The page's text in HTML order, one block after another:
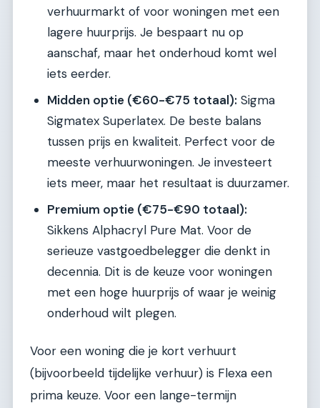
verhuurmarkt of voor woningen met een
lagere huurprijs. Je bespaart nu op
aanschaf, maar het onderhoud komt wel
iets eerder.
Midden optie (€60-€75 totaal): Sigma
Sigmatex Superlatex. De beste balans
tussen prijs en kwaliteit. Perfect voor de
meeste verhuurwoningen. Je investeert
iets meer, maar het resultaat is duurzamer.
Premium optie (€75-€90 totaal):
Sikkens Alphacryl Pure Mat. Voor de
serieuze vastgoedbelegger die denkt in
decennia. Dit is de keuze voor woningen
met een hoge huurprijs of waar je weinig
onderhoud wilt plegen.
Voor een woning die je kort verhuurt
(bijvoorbeeld tijdelijke verhuur) is Flexa een
prima keuze. Voor een lange-termijn